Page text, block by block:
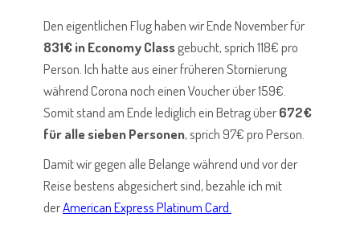
Den eigentlichen Flug haben wir Ende November für
831€ in Economy Classgebucht, sprich 118€ pro
Person. Ich hatte aus einer früheren Stornierung
während Corona noch einen Voucher über 159€.
Somit stand am Ende lediglich ein Betrag über672€
für alle sieben Personen, sprich 97€ pro Person.
Damit wir gegen alle Belange während und vor der
Reise bestens abgesichert sind, bezahle ich mit
derAmerican Express Platinum Card.